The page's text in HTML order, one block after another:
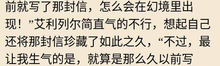
前就写了那封信，怎么会在幻境里出
现！”艾利列尔简直气的不行，想起自己
还将那封信珍藏了如此之久，“不过，最
让我生气的是，就算是那么久以前写